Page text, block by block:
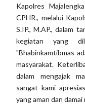
Kapolres
CPHR., melalui
S.IP., M.AP., dalam
kegiatan yang
"Bhabinkamtibmas
masyarakat.
dalam mengajak
sangat kami
yang aman dan